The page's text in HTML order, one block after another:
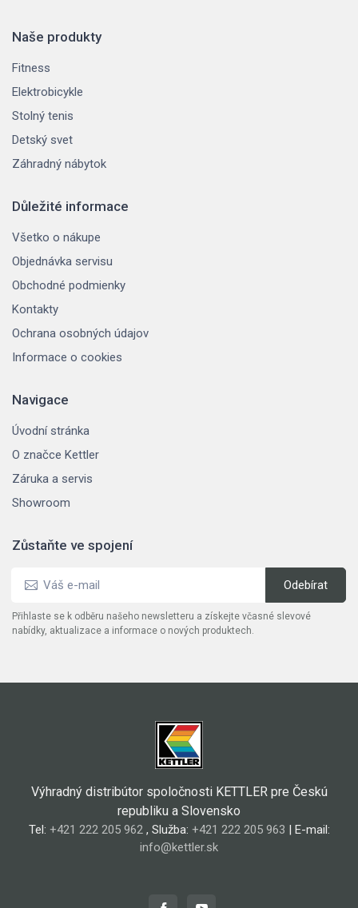
Naše produkty
Fitness
Elektrobicykle
Stolný tenis
Detský svet
Záhradný nábytok
Důležité informace
Všetko o nákupe
Objednávka servisu
Obchodné podmienky
Kontakty
Ochrana osobných údajov
Informace o cookies
Navigace
Úvodní stránka
O značce Kettler
Záruka a servis
Showroom
Zůstaňte ve spojení
Přihlaste se k odběru našeho newsletteru a získejte včasné slevové
nabídky, aktualizace a informace o nových produktech.
Výhradný distribútor spoločnosti KETTLER pre Českú
republiku a Slovensko
Tel: +421 222 205 962, Služba: +421 222 205 963 | E-mail:
info@kettler.sk